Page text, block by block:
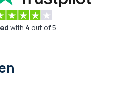
with 4 out of 5